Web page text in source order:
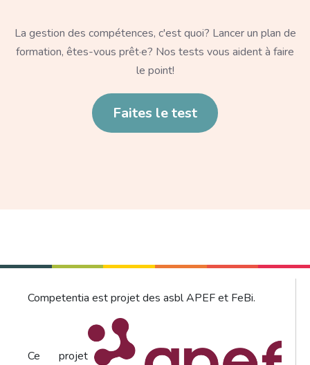
La gestion des compétences, c'est quoi? Lancer un plan de
formation, êtes-vous prêt·e? Nos tests vous aident à faire
le point!
Faites le test
Competentia est projet des asbl APEF et FeBi.
Ce projet